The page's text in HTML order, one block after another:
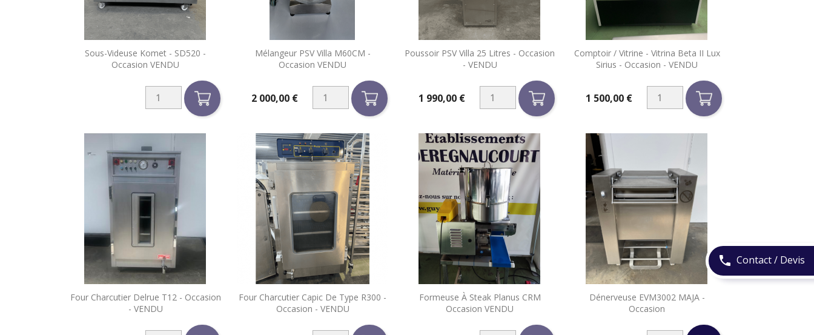
phone Contact / Devis
Sous-Videuse Komet - SD520 -
Occasion VENDU
Aperçu rapide
Mélangeur PSV Villa M60CM -
Occasion VENDU
Prix2 000,00 €
Aperçu rapide
Poussoir PSV Villa 25 Litres - Occasion
- VENDU
Prix1 990,00 €
Aperçu rapide
Comptoir / Vitrine - Vitrina Beta II Lux
Sirius - Occasion - VENDU
Prix1 500,00 €
Aperçu rapide
Four Charcutier Delrue T12 - Occasion
- VENDU
Aperçu rapide
Four Charcutier Capic De Type R300 -
Occasion - VENDU
Aperçu rapide
Formeuse À Steak Planus CRM
Occasion VENDU
Aperçu rapide
Dénerveuse EVM3002 MAJA -
Occasion
Aperçu rapide